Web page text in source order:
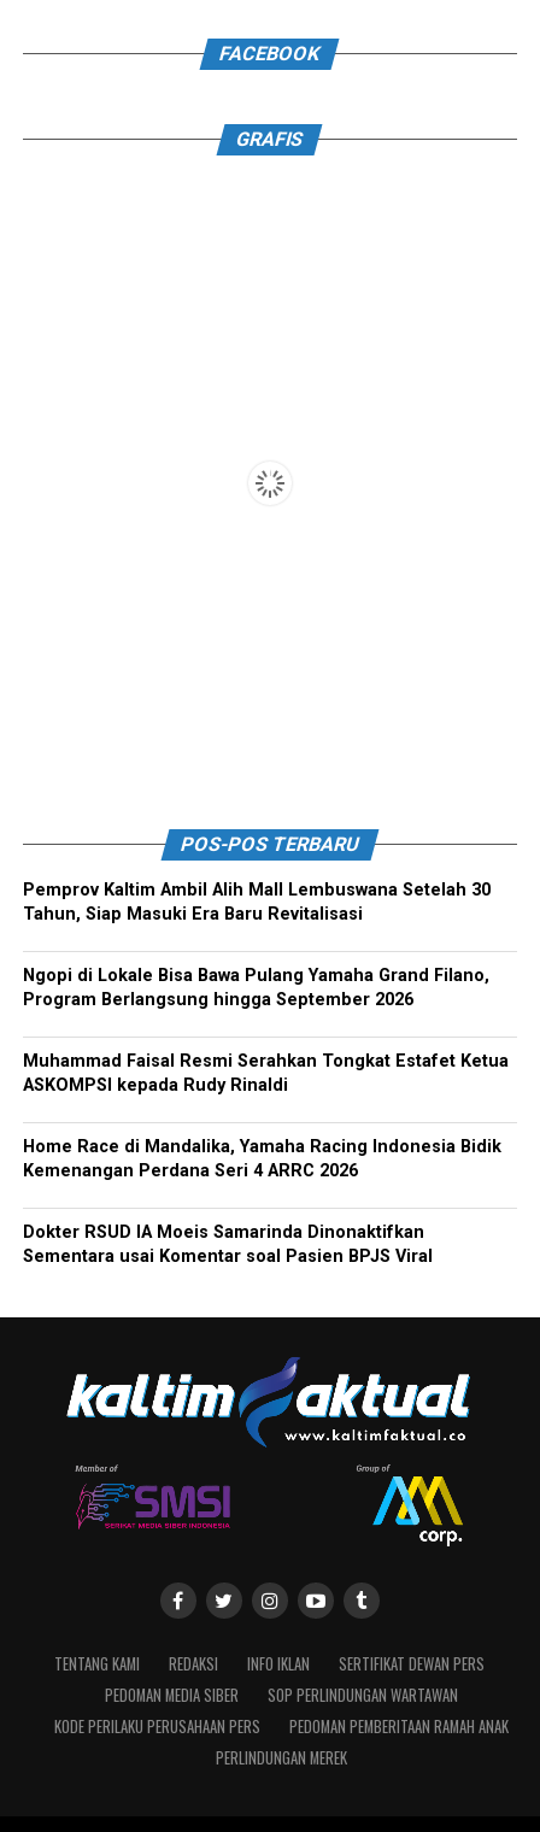
FACEBOOK
GRAFIS
POS-POS TERBARU
Pemprov Kaltim Ambil Alih Mall Lembuswana Setelah 30
Tahun, Siap Masuki Era Baru Revitalisasi
Ngopi di Lokale Bisa Bawa Pulang Yamaha Grand Filano,
Program Berlangsung hingga September 2026
Muhammad Faisal Resmi Serahkan Tongkat Estafet Ketua
ASKOMPSI kepada Rudy Rinaldi
Home Race di Mandalika, Yamaha Racing Indonesia Bidik
Kemenangan Perdana Seri 4 ARRC 2026
Dokter RSUD IA Moeis Samarinda Dinonaktifkan
Sementara usai Komentar soal Pasien BPJS Viral
TENTANG KAMI REDAKSI INFO IKLAN
SERTIFIKAT DEWAN PERS
PEDOMAN MEDIA SIBER
SOP PERLINDUNGAN WARTAWAN
KODE PERILAKU PERUSAHAAN PERS
PEDOMAN PEMBERITAAN RAMAH ANAK
PERLINDUNGAN MEREK